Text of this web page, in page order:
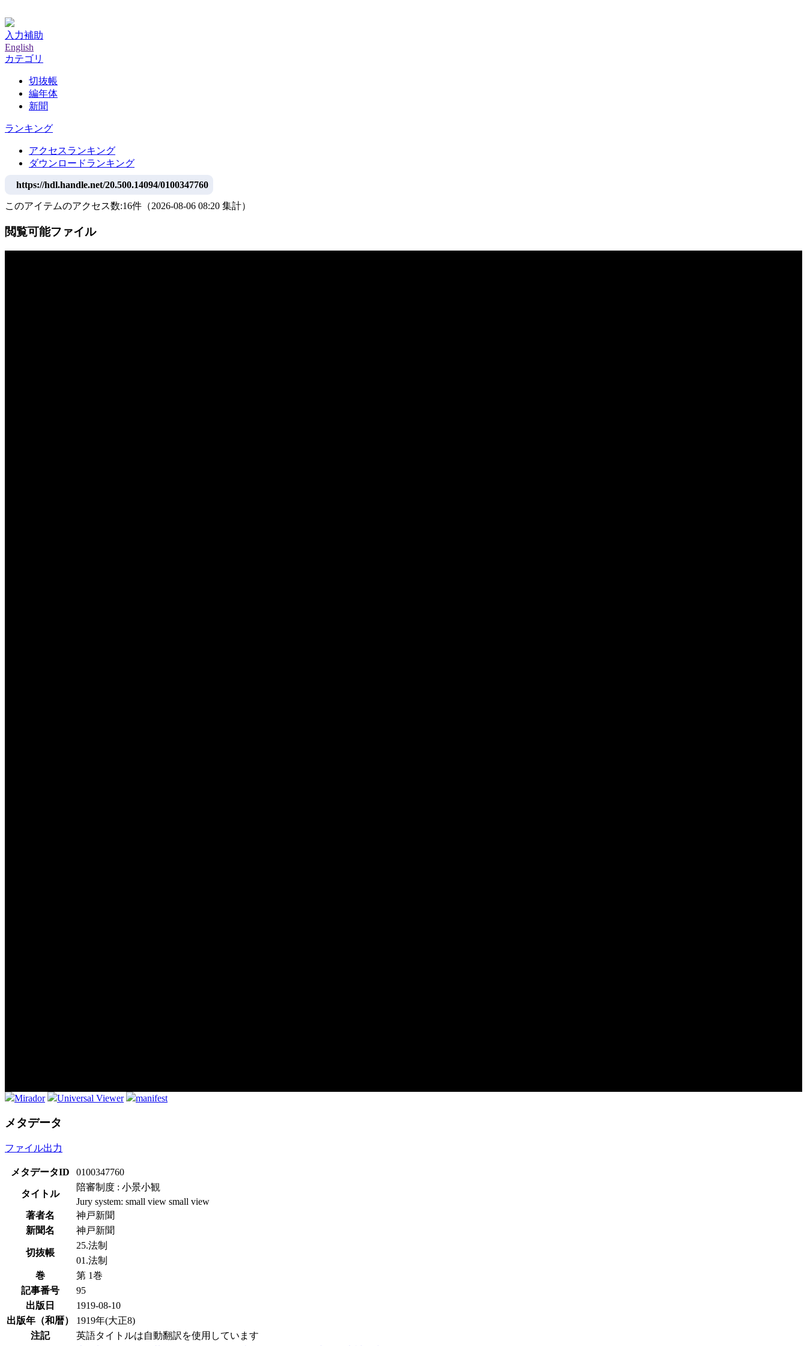
入力補助
English
カテゴリ
切抜帳
編年体
新聞
ランキング
アクセスランキング
ダウンロードランキング
https://hdl.handle.net/20.500.14094/0100347760
このアイテムのアクセス数:16件 （2026-08-06 08:20 集計）
閲覧可能ファイル
Mirador Universal Viewer manifest
メタデータ
ファイル出力
メタデータID 0100347760
タイトル
陪審制度 : 小景小観
Jury system: small view small view
著者名
神戸新聞
新聞名
神戸新聞
切抜帳
25.法制
01.法制
巻
第 1巻
記事番号
95
出版日
1919-08-10
出版年（和暦）
1919年(大正8)
注記
英語タイトルは自動翻訳を使用しています